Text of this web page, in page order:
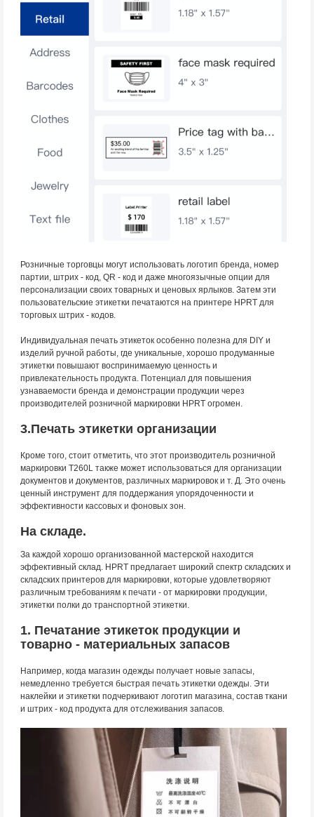
Розничные торговцы могут использовать логотип бренда, номер
партии, штрих - код, QR - код и даже многоязычные опции для
персонализации своих товарных и ценовых ярлыков. Затем эти
пользовательские этикетки печатаются на принтере HPRT для
торговых штрих - кодов.
Индивидуальная печать этикеток особенно полезна для DIY и
изделий ручной работы, где уникальные, хорошо продуманные
этикетки повышают воспринимаемую ценность и
привлекательность продукта. Потенциал для повышения
узнаваемости бренда и демонстрации продукции через
производителей розничной маркировки HPRT огромен.
3.Печать этикетки организации
Кроме того, стоит отметить, что этот производитель розничной
маркировки T260L также может использоваться для организации
документов и документов, различных маркировок и т. Д. Это очень
ценный инструмент для поддержания упорядоченности и
эффективности кассовых и фоновых зон.
На складе.
За каждой хорошо организованной мастерской находится
эффективный склад. HPRT предлагает широкий спектр складских и
складских принтеров для маркировки, которые удовлетворяют
различным требованиям к печати - от маркировки продукции,
этикетки полки до транспортной этикетки.
1. Печатание этикеток продукции и
товарно - материальных запасов
Например, когда магазин одежды получает новые запасы,
немедленно требуется быстрая печать этикетки одежды. Эти
наклейки и этикетки подчеркивают логотип магазина, состав ткани
и штрих - код продукта для отслеживания запасов.